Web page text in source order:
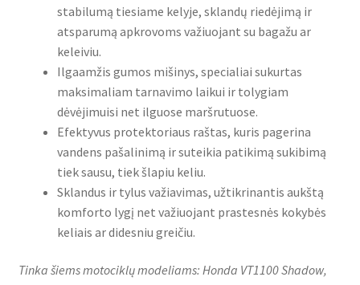
stabilumą tiesiame kelyje, sklandų riedėjimą ir
atsparumą apkrovoms važiuojant su bagažu ar
keleiviu.
Ilgaamžis gumos mišinys, specialiai sukurtas
maksimaliam tarnavimo laikui ir tolygiam
dėvėjimuisi net ilguose maršrutuose.
Efektyvus protektoriaus raštas, kuris pagerina
vandens pašalinimą ir suteikia patikimą sukibimą
tiek sausu, tiek šlapiu keliu.
Sklandus ir tylus važiavimas, užtikrinantis aukštą
komforto lygį net važiuojant prastesnės kokybės
keliais ar didesniu greičiu.
Tinka šiems motociklų modeliams: Honda VT1100 Shadow,